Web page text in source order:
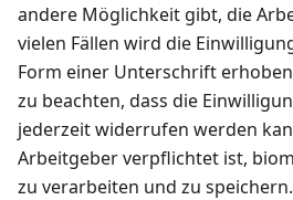
andere Möglichkeit gibt, die
vielen Fällen wird die
Form einer Unterschrift
zu beachten, dass die
jederzeit widerrufen werden
Arbeitgeber verpflichtet ist,
zu verarbeiten und zu